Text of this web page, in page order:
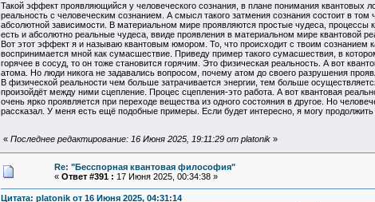
Такой эффект проявляющийся у человеческого сознания, в плане понимания
реальность с человеческим сознанием. А смысл такого затмения сознания состоит в том
абсолютной зависимости. В материальном мире проявляются простые чудеса,
есть и абсолютно реальные чудеса, ввиде проявления в материальном мире квантовой
Вот этот эффект я и называю квантовым юмором. То, что происходит с твоим сознанием
воспринимается мной как сумасшествие. Приведу пример такого сумасшествия, в
горячее в сосуд, то он тоже становится горячим. Это физическая реальность. А вот
атома. Но люди никога не задавались вопросом, почему атом до своего разрушения
В физической реальности чем больше затрачивается энергии, тем больше
произойдёт между ними сцепление. Процес сцепления-это работа. А вот квантовая
очень ярко проявляется при переходе вещества из одного состояния в другое. Но
рассказал. У меня есть ещё подобные примеры. Если будет интересно, я могу
« Последнее редактирование: 16 Июня 2025, 19:11:29 от platonik»
Re: "Бесспорная квантовая философия"
« Ответ #391 : 17 Июня 2025, 00:34:38 »
Цитата: platonik от 16 Июня 2025, 04:31:14